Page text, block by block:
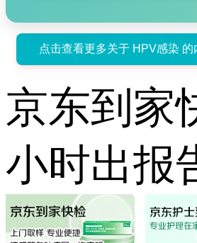
点击查看更多关于 HPV感染 的
京东到家
小时出报